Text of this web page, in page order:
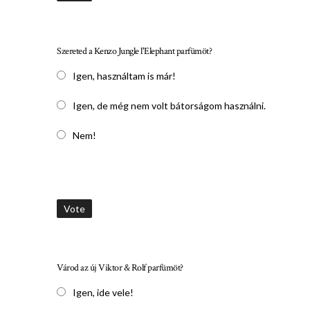
Szereted a Kenzo Jungle l'Elephant parfümöt?
Igen, használtam is már!
Igen, de még nem volt bátorságom használni.
Nem!
Vote
Várod az új Viktor & Rolf parfümöt?
Igen, ide vele!